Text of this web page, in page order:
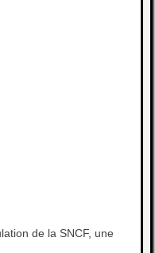
de la SNCF, une